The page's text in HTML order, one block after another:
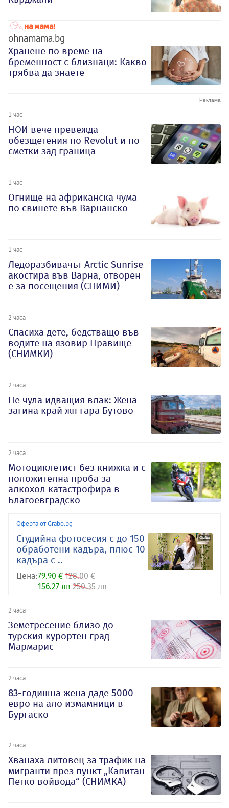
ohnamama.bg
Хранене по време на
бременност с близнаци: Какво
трябва да знаете
1 час
НОИ вече превежда
обезщетения по Revolut и по
сметки зад граница
1 час
Огнище на африканска чума
по свинете във Варнанско
1 час
Ледоразбивачът Arctic Sunrise
акостира във Варна, отворен
е за посещения (СНИМИ)
2 часа
Спасиха дете, бедстващо във
водите на язовир Правище
(СНИМКИ)
2 часа
Не чула идващия влак: Жена
загина край жп гара Бутово
2 часа
Мотоциклетист без книжка и с
положителна проба за
алкохол катастрофира в
Благоевградско
Оферта от Grabo.bg
Студийна фотосесия с до 150
обработени кадъра, плюс 10
кадъра с ..
Цена:79.90 € 128.00 €
156.27 лв 250.35 лв
2 часа
Земетресение близо до
турския курортен град
Мармарис
2 часа
83-годишна жена даде 5000
евро на ало измамници в
Бургаско
2 часа
Хванаха литовец за трафик на
мигранти през пункт „Капитан
Петко войвода“ (СНИМКА)